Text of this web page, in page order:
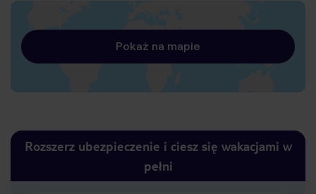
Pokaż na mapie
Rozszerz ubezpieczenie i ciesz się wakacjami w
pełni